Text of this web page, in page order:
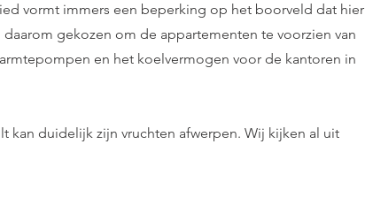
vormt immers een beperking op het boorveld dat hier
gekozen om de appartementen te voorzien van
en het koelvermogen voor de kantoren in
kan duidelijk zijn vruchten afwerpen. Wij kijken al uit